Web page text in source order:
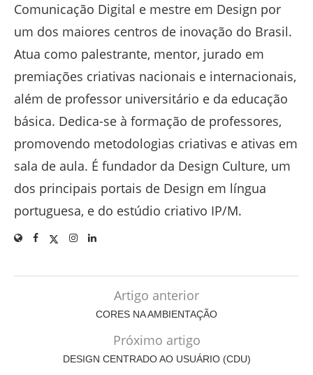
Comunicação Digital e mestre em Design por
um dos maiores centros de inovação do Brasil.
Atua como palestrante, mentor, jurado em
premiações criativas nacionais e internacionais,
além de professor universitário e da educação
básica. Dedica-se à formação de professores,
promovendo metodologias criativas e ativas em
sala de aula. É fundador da Design Culture, um
dos principais portais de Design em língua
portuguesa, e do estúdio criativo IP/M.
Artigo anterior
CORES NA AMBIENTAÇÃO
Próximo artigo
DESIGN CENTRADO AO USUÁRIO (CDU)